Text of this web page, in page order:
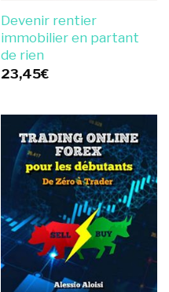
Devenir rentier
immobilier en partant
de rien
23,45€